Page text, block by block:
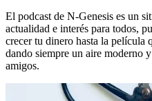
El podcast de N-Genesis es un
actualidad e interés para todos,
crecer tu dinero hasta la película
dando siempre un aire moderno
amigos.